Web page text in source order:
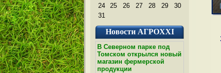
24
25 26 27 28 29
30
31
Новости АГРОXXI
В Северном парке под
Томском открылся новый
магазин фермерской
продукции